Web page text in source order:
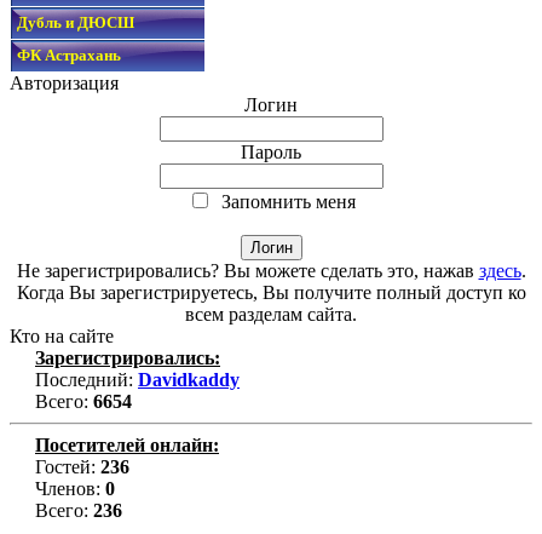
Дубль и ДЮСШ
ФК Астрахань
Авторизация
Логин
Пароль
Запомнить меня
Не зарегистрировались? Вы можете сделать это, нажав здесь.
Когда Вы зарегистрируетесь, Вы получите полный доступ ко
всем разделам сайта.
Кто на сайте
Зарегистрировались:
Последний: Davidkaddy
Всего: 6654
Посетителей онлайн:
Гостей: 236
Членов: 0
Всего: 236